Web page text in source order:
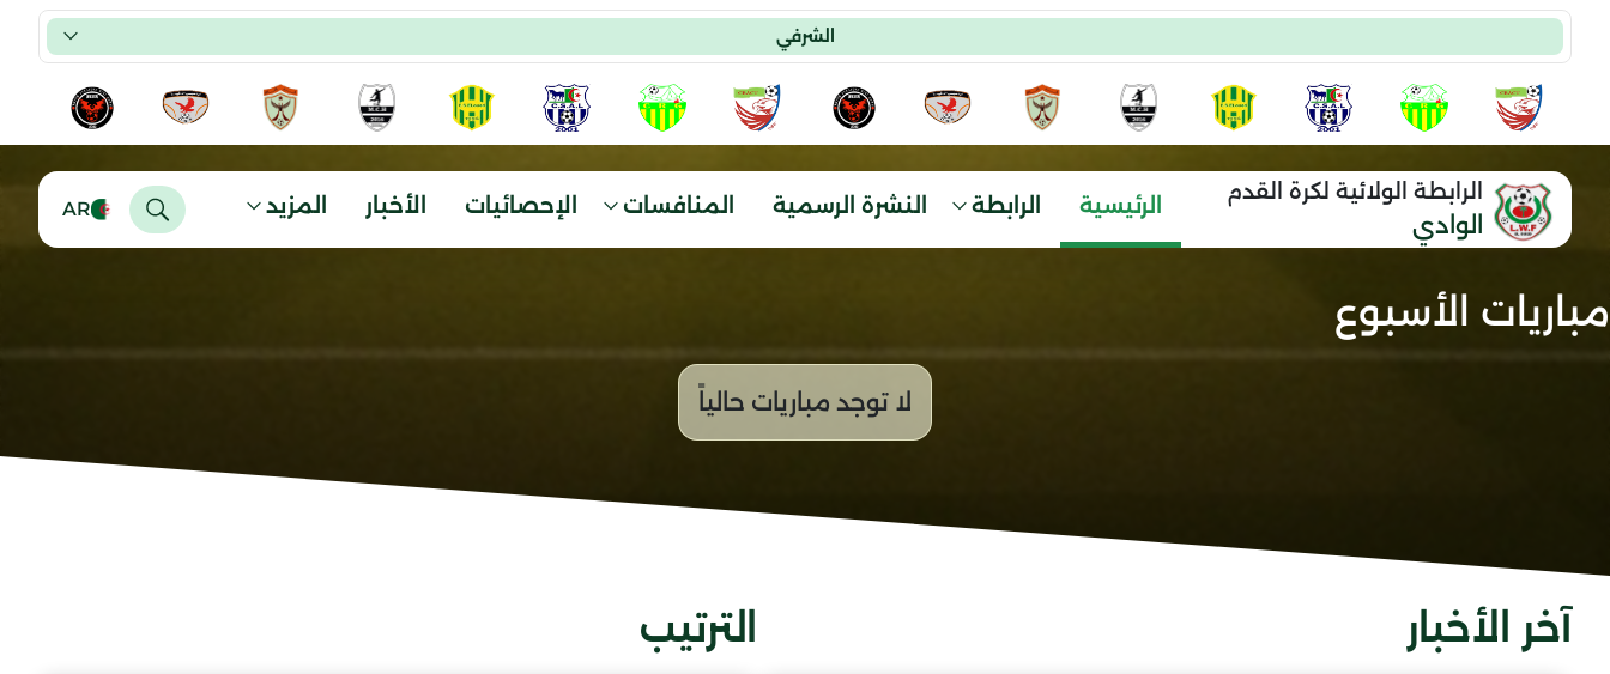
الشرفي
الرابطة الولائية لكرة القدم
الوادي
الرئيسية الرابطة النشرة الرسمية المنافسات الإحصائيات الأخبار المزيد AR
مباريات الأسبوع
آخر الأخبار الترتيب